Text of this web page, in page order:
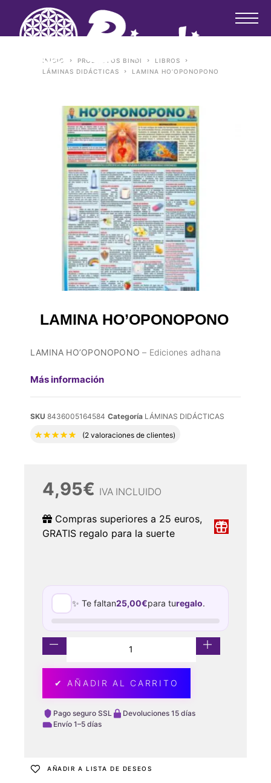
INICIO PRODUCTOS BINDI
LIBROS
LÁMINAS DIDÁCTICAS
LAMINA HO’OPONOPONO
LAMINA HO’OPONOPONO
LAMINA HO’OPONOPONO– Ediciones adhana
Más información
SKU 8436005164584 Categoría LÁMINAS DIDÁCTICAS
Valorado con5.00de 5 en base a
(2 valoraciones de clientes)
4,95€ IVA INCLUIDO
Compras superiores a 25 euros,
GRATIS regalo para la suerte
✨ Te faltan25,00€para turegalo.
✔ AÑADIR AL CARRITO
Pago seguro SSL
Devoluciones 15 días
Envío 1–5 días
AÑADIR A LISTA DE DESEOS